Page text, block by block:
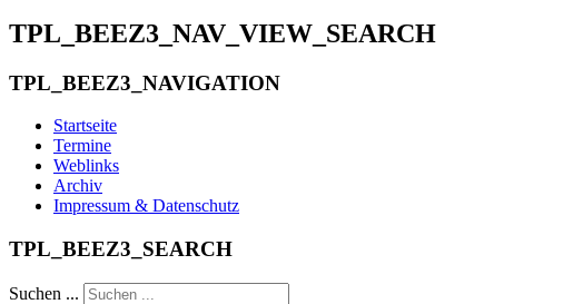
TPL_BEEZ3_NAV_VIEW_SEARCH
TPL_BEEZ3_NAVIGATION
Startseite
Termine
Weblinks
Archiv
Impressum & Datenschutz
TPL_BEEZ3_SEARCH
Suchen ...